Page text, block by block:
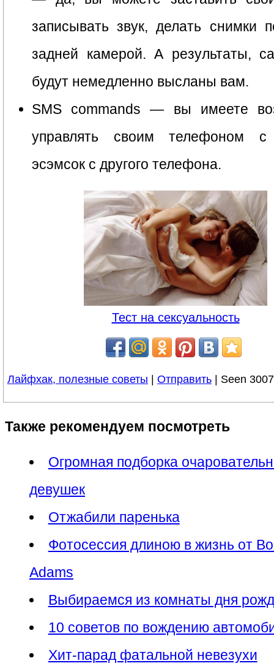
записывать звук, делать снимки
задней камерой. А результаты,
будут немедленно высланы вам.
SMS commands — вы имеете
управлять своим телефоном
эсэмсок с другого телефона.
Тест на сексуальность
Лайфхак, полезные советы Отправить | Seen 3007
Также рекомендуем посмотреть
Огромная подборка
девушек
Отжабили паренька
Фотосессия длиною в жизнь от
Adams
Выбираемся из комнаты дня
10 советов по вождению
Хит-парад фатальной невезухи